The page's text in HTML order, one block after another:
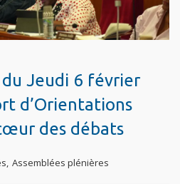
Jeudi 6 février
d’Orientations
des débats
, Assemblées plénières